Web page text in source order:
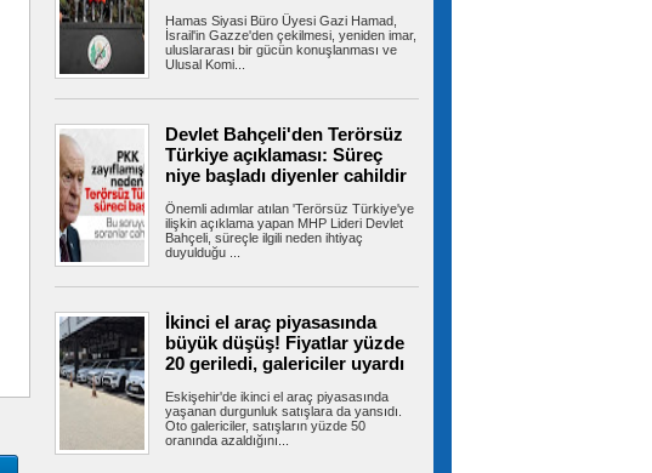
Terörsüz Türkiye için hazırlanan
Çerçeve Yasa Teklifi'nin maddeleri belli oldu,
işte tam metni
12 maddeden oluşan tam metni ortaya çıktı.
Çerçeve yasa: Örgüt yöneticileri,
kasten öldürme suçu işleyenler, müebbet
hapis cezası alanlar kapsam dışı
Terörsüz Türkiye süreciyle ilgili çerçeve yasa,
Beylikdüzü’nde otluk alanda
korkutan yangın: Alevler sitelere kadar
yaklaştı
İstanbul’un Beylikdüzü ilçesinde otluk alanda
çıkan yangın büyük paniğe neden...
Hamas Siyasi Büro Üyesi Gazi Hamad,
İsrail'in Gazze'den çekilmesi, yeniden imar,
uluslararası bir gücün konuşlanması ve
Ulusal Komi...
Devlet Bahçeli'den Terörsüz
Türkiye açıklaması: Süreç
niye başladı diyenler cahildir
Önemli adımlar atılan 'Terörsüz Türkiye'ye
ilişkin açıklama yapan MHP Lideri Devlet
Bahçeli, süreçle ilgili neden ihtiyaç
duyulduğu ...
İkinci el araç piyasasında
büyük düşüş! Fiyatlar yüzde
20 geriledi, galericiler uyardı
Eskişehir'de ikinci el araç piyasasında
yaşanan durgunluk satışlara da yansıdı.
Oto galericiler, satışların yüzde 50
oranında azaldığını...